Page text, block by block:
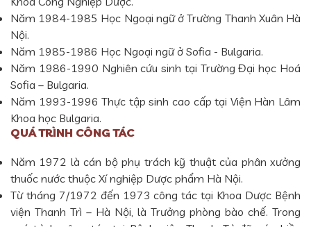
Năm 1984-1985 Học Ngoại ngữ ở Trường Thanh Xuân Hà
Nội.
Năm 1985-1986 Học Ngoại ngữ ở Sofia - Bulgaria.
Năm 1986-1990 Nghiên cứu sinh tại Trường Đại học Hoá
Sofia – Bulgaria.
Năm 1993-1996 Thực tập sinh cao cấp tại Viện Hàn Lâm
Khoa học Bulgaria.
QUÁ TRÌNH CÔNG TÁC
Năm 1972 là cán bộ phụ trách kỹ thuật của phân xưởng
thuốc nước thuộc Xí nghiệp Dược phẩm Hà Nội.
Từ tháng 7/1972 đến 1973 công tác tại Khoa Dược Bệnh
viện Thanh Trì – Hà Nội, là Trưởng phòng bào chế. Trong